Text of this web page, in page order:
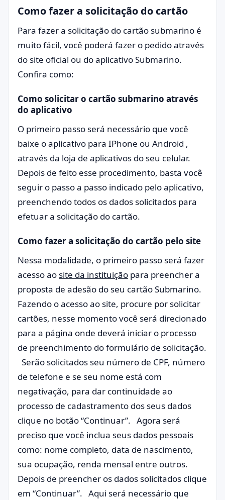
Como fazer a solicitação do cartão
Para fazer a solicitação do cartão submarino é
muito fácil, você poderá fazer o pedido através
do site oficial ou do aplicativo Submarino.
Confira como:
Como solicitar o cartão submarino através
do aplicativo
O primeiro passo será necessário que você
baixe o aplicativo para IPhone ou Android ,
através da loja de aplicativos do seu celular.
Depois de feito esse procedimento, basta você
seguir o passo a passo indicado pelo aplicativo,
preenchendo todos os dados solicitados para
efetuar a solicitação do cartão.
Como fazer a solicitação do cartão pelo site
Nessa modalidade, o primeiro passo será fazer
acesso ao site da instituição para preencher a
proposta de adesão do seu cartão Submarino.
Fazendo o acesso ao site, procure por solicitar
cartões, nesse momento você será direcionado
para a página onde deverá iniciar o processo
de preenchimento do formulário de solicitação.
Serão solicitados seu número de CPF, número
de telefone e se seu nome está com
negativação, para dar continuidade ao
processo de cadastramento dos seus dados
clique no botão “Continuar”. Agora será
preciso que você inclua seus dados pessoais
como: nome completo, data de nascimento,
sua ocupação, renda mensal entre outros.
Depois de preencher os dados solicitados clique
em “Continuar”. Aqui será necessário que